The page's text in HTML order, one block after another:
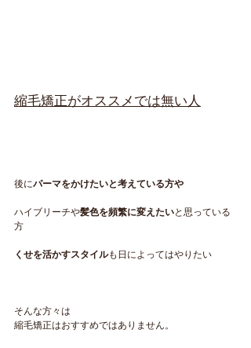
縮毛矯正がオススメでは無い人
後にパーマをかけたいと考えている方や
ハイブリーチや髪色を頻繁に変えたいと思っている
方
くせを活かすスタイルも日によってはやりたい
そんな方々は
縮毛矯正はおすすめではありません。